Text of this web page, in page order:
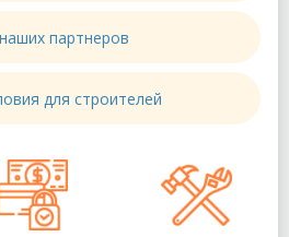
партнеров
для строителей